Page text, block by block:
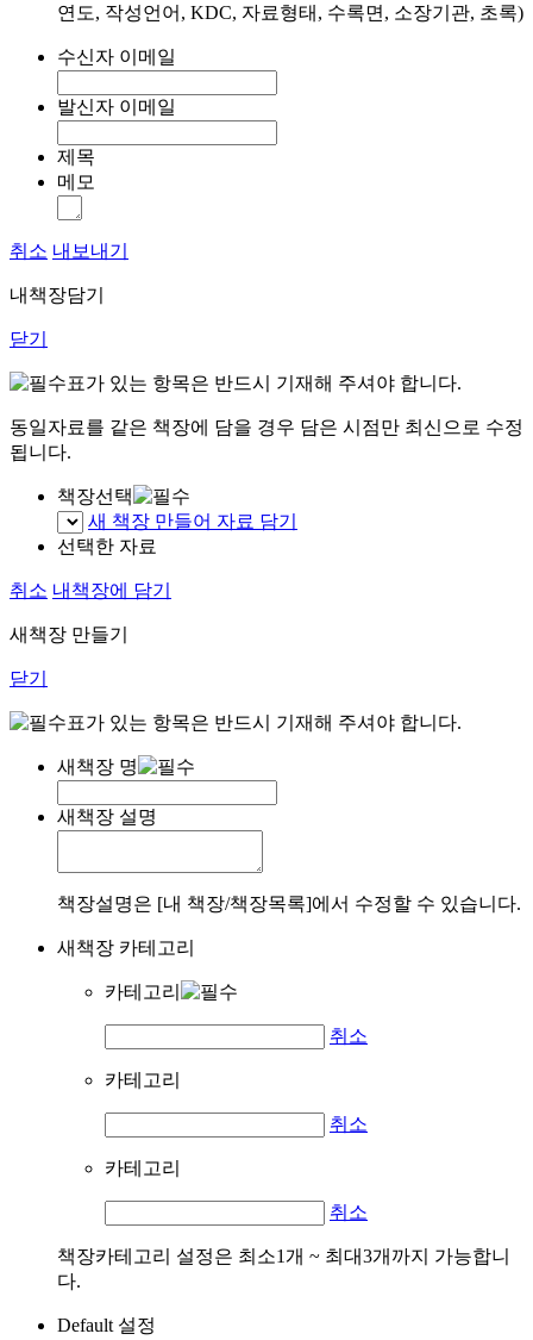
연도, 작성언어, KDC, 자료형태, 수록면, 소장기관, 초록)
수신자 이메일
발신자 이메일
제목
메모
취소 내보내기
내책장담기
닫기
표가 있는 항목은 반드시 기재해 주셔야 합니다.
동일자료를 같은 책장에 담을 경우 담은 시점만 최신으로 수정
됩니다.
책장선택
새 책장 만들어 자료 담기
선택한 자료
취소 내책장에 담기
새책장 만들기
닫기
표가 있는 항목은 반드시 기재해 주셔야 합니다.
새책장 명
새책장 설명
책장설명은 [내 책장/책장목록]에서 수정할 수 있습니다.
새책장 카테고리
카테고리
취소
카테고리
취소
카테고리
취소
책장카테고리 설정은 최소1개 ~ 최대3개까지 가능합니
다.
Default 설정